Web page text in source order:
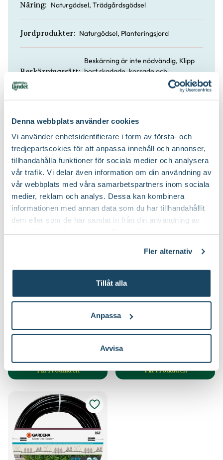
Denna webbplats använder cookies
Vi använder enhetsidentifierare i form av första- och
tredjepartscokies för att anpassa innehåll och annonser,
tillhandahålla funktioner för sociala medier och analysera
vår trafik. Vi delar även information om din användning av
vår webbplats med våra samarbetspartners inom sociala
medier, reklam och analys. Dessa kan kombinera
informationen med annan data som du har tillhandahållit
dem eller som de har samlat in från din användning av
Fler alternativ
Tillåt alla
Anpassa
Avvisa
Näring: Naturgödsel, Trädgårdsgödsel
Jordprodukter: Naturgödsel, Planteringsjord
Beskärningssätt:
Beskärning är inte nödvändig, Klipp
bort skadade, korsade och
Speciell tålighet: Blåsiga, öppna lägen, Stadsklimat
Köp till för ett lyckat resultat
499:-
Till Produkten
till Fuktslang produktsida
Droppslang Nyby
349:-
Till Produkten
till Droppslang